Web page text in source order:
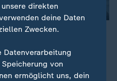
neue Politik", sagt SPD-
mit CDU
direkten
deine Daten
Zwecken.
von
ermöglicht uns, dein